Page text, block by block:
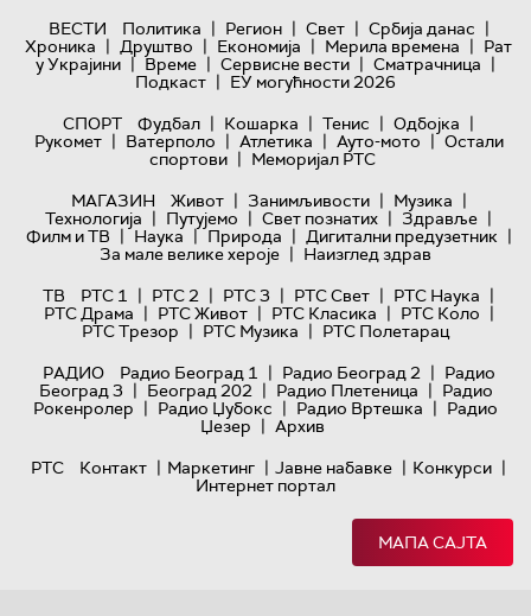
ВЕСТИ Политика | Регион | Свет | Србија данас |
Хроника | Друштво | Економија | Мерила времена | Рат
у Украјини | Време | Сервисне вести | Сматрачница |
Подкаст | ЕУ могућности 2026
СПОРТ
Фудбал | Кошарка | Тенис | Одбојка |
Рукомет | Ватерполо | Атлетика | Ауто-мото | Остали
спортови | Меморијал РТС
МАГАЗИН
Живот | Занимљивости | Музика |
Технологијa | Путујемо | Свет познатих | Здравље |
Филм и ТВ | Наука | Природа | Дигитални предузетник |
За мале велике хероје | Наизглед здрав
ТВ
РТС 1 | РТС 2 | РТС 3 | РТС Свет | РТС Наука |
РТС Драма | РТС Живот | РТС Класика | РТС Коло |
РТС Трезор | РТС Музика | РТС Полетарац
РАДИО
Радио Београд 1 | Радио Београд 2 | Радио
Београд 3 | Београд 202 | Радио Плетеница | Радио
Рокенролер | Радио Џубокс | Радио Вртешка | Радио
Џезер | Архив
РТС
Контакт | Маркетинг | Јавне набавке | Конкурси |
Интернет портал
МАПА САЈТА